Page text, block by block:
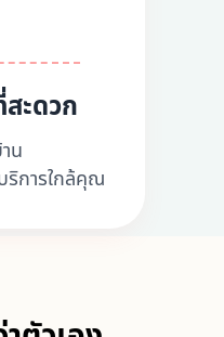
ะดวก
น
ริการใกล้คุณ